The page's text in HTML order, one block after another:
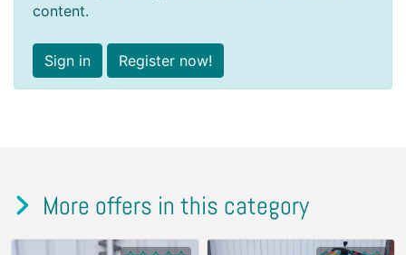
content.
Sign in Register now!
More offers in this category